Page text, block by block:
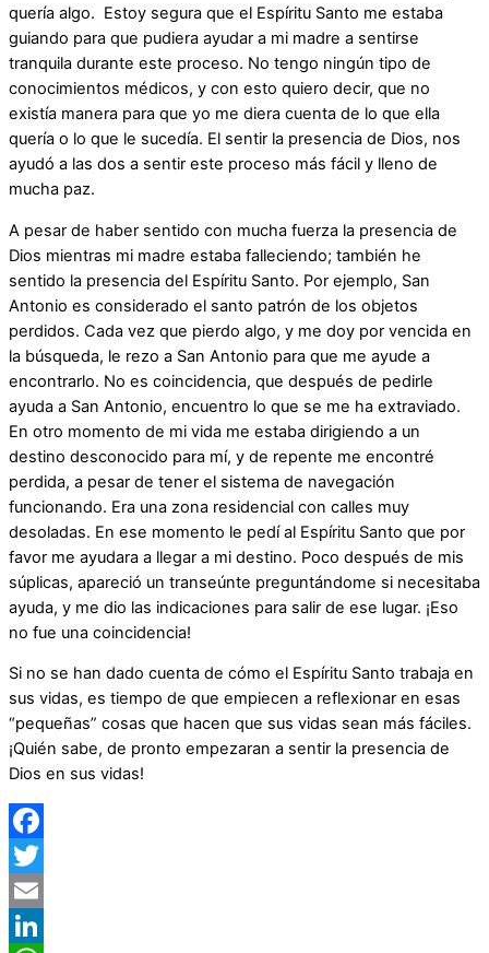
quería algo. Estoy segura que el Espíritu Santo me estaba
guiando para que pudiera ayudar a mi madre a sentirse
tranquila durante este proceso. No tengo ningún tipo de
conocimientos médicos, y con esto quiero decir, que no
existía manera para que yo me diera cuenta de lo que ella
quería o lo que le sucedía. El sentir la presencia de Dios, nos
ayudó a las dos a sentir este proceso más fácil y lleno de
mucha paz.
A pesar de haber sentido con mucha fuerza la presencia de
Dios mientras mi madre estaba falleciendo; también he
sentido la presencia del Espíritu Santo. Por ejemplo, San
Antonio es considerado el santo patrón de los objetos
perdidos. Cada vez que pierdo algo, y me doy por vencida en
la búsqueda, le rezo a San Antonio para que me ayude a
encontrarlo. No es coincidencia, que después de pedirle
ayuda a San Antonio, encuentro lo que se me ha extraviado.
En otro momento de mi vida me estaba dirigiendo a un
destino desconocido para mí, y de repente me encontré
perdida, a pesar de tener el sistema de navegación
funcionando. Era una zona residencial con calles muy
desoladas. En ese momento le pedí al Espíritu Santo que por
favor me ayudara a llegar a mi destino. Poco después de mis
súplicas, apareció un transeúnte preguntándome si necesitaba
ayuda, y me dio las indicaciones para salir de ese lugar. ¡Eso
no fue una coincidencia!
Si no se han dado cuenta de cómo el Espíritu Santo trabaja en
sus vidas, es tiempo de que empiecen a reflexionar en esas
“pequeñas” cosas que hacen que sus vidas sean más fáciles.
¡Quién sabe, de pronto empezaran a sentir la presencia de
Dios en sus vidas!
Facebook
Twitter
Email